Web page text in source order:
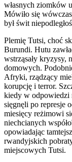
własnych ziomków
Mówiło się
był świt
Plemię Tutsi, choć
Burundi. Hutu
wstrząsały kryzysy,
domowych.
Afryki, rządzący
korupcję i terror.
kiedy w odpowiedzi
sięgnęli po represje
miesięcy reżimowi
niechcianych
opowiadając
rwandyjskich
miejscowych Tutsi.